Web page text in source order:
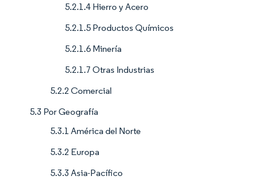
5.2.1.4 Hierro y Acero
5.2.1.5 Productos Químicos
5.2.1.6 Minería
5.2.1.7 Otras Industrias
5.2.2 Comercial
5.3 Por Geografía
5.3.1 América del Norte
5.3.2 Europa
5.3.3 Asia-Pacífico